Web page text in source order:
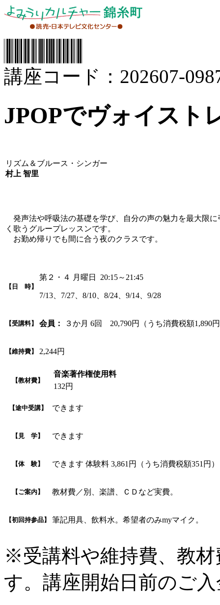
講座コード：202607-
JPOPでヴォイスト
リズム＆ブルース・シンガー
村上 智里
発声法や呼吸法の基礎を学び、自分の声の魅力を最大限に
く歌うグループレッスンです。
お勤め帰りでも間に合う夜のクラスです。
【日 時】
第２・４ 月曜日 20:15～21:45
7/13、7/27、8/10、8/24、9/14、9/28
【受講料】 会員： ３か月 6回 20,790円（うち消費税額1,890
【維持費】 2,244円
【教材費】
音楽著作権使用料
132円
【途中受講】 できます
【見 学】 できます
【体 験】 できます 体験料 3,861円（うち消費税額351円）
【ご案内】 教材費／別、楽譜、ＣＤなど実費。
【初回持参品】 筆記用具、飲料水。希望者のみmyマイク。
※受講料や維持費、教
す。講座開始日前のご